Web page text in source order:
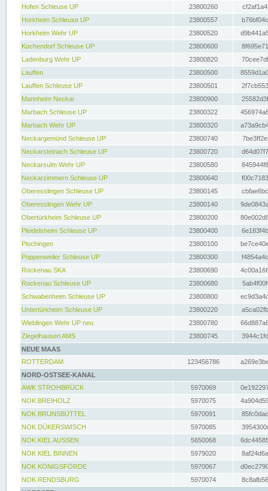
Hofen Schleuse UP
23800260
Horkheim Schleuse UP
23800557
Horkheim Wehr UP
23800520
Kochendorf Schleuse UP
23800600
Ladenburg Wehr UP
23800820
Lauffen
23800500
Lauffen Schleuse UP
23800501
Mannheim Neckar
23800900
Marbach Schleuse UP
23800322
Marbach Wehr UP
23800320
Neckargemünd Schleuse UP
23800740
Neckarsteinach Schleuse UP
23800720
Neckarsulm Wehr UP
23800580
Neckarzimmern Schleuse UP
23800640
Oberesslingen Schleuse UP
23800145
Oberesslingen Wehr UP
23800140
Obertürkheim Schleuse UP
23800200
Pleidelsheim Schleuse UP
23800400
Plochingen
23800100
Poppenweiler Schleuse UP
23800300
Rockenau SKA
23800690
Rockenau Schleuse UP
23800680
Schwabenheim Schleuse UP
23800800
Untertürkheim Schleuse UP
23800220
Wieblingen Wehr UP neu
23800780
Ziegelhausen AMS
23800745
NEUE MAAS
ROTTERDAM
123456786
NORD-OSTSEE-KANAL
AWK STROHBRÜCK
5970069
NOK BREIHOLZ
5970075
NOK BRUNSBÜTTEL
5970091
NOK DÜKERSWISCH
5970085
NOK KIEL AUSSEN
5650068
NOK KIEL BINNEN
5979020
NOK KÖNIGSFÖRDE
5970067
NOK RENDSBURG
5970074